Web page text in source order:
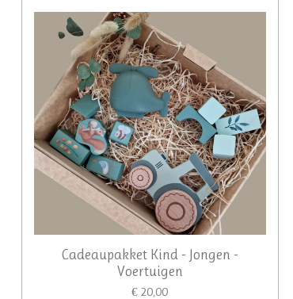
Cadeaupakket Kind - Jongen -
Voertuigen
€ 20,00